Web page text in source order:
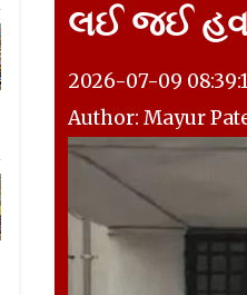
લઈ જઈ
2026-07-09
Author: Mayur